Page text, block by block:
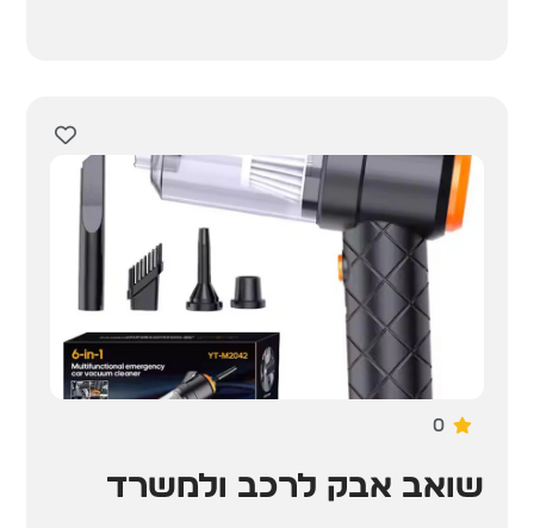
0
שואב אבק לרכב ולמשרד